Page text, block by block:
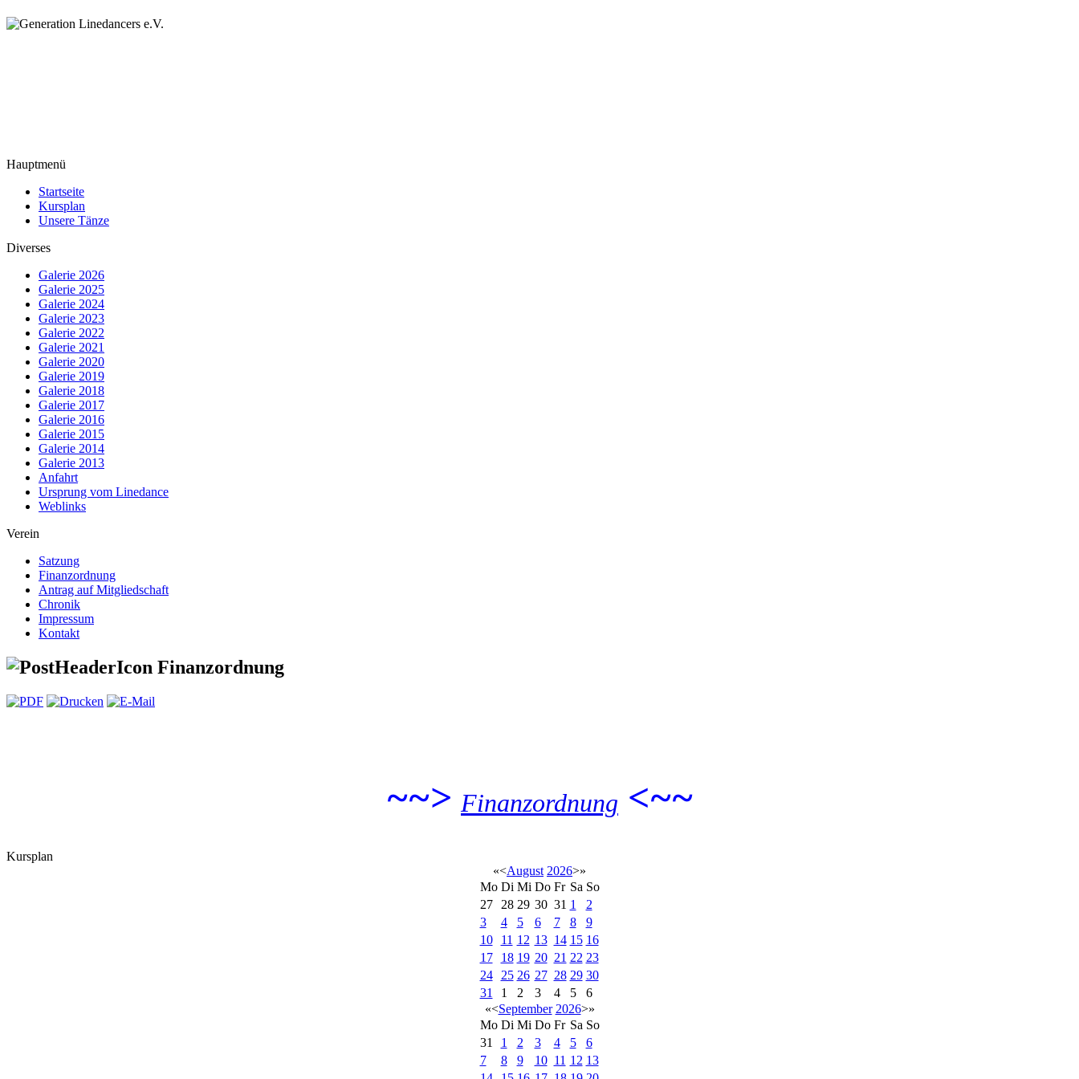
Hauptmenü
Startseite
Kursplan
Unsere Tänze
Diverses
Galerie 2026
Galerie 2025
Galerie 2024
Galerie 2023
Galerie 2022
Galerie 2021
Galerie 2020
Galerie 2019
Galerie 2018
Galerie 2017
Galerie 2016
Galerie 2015
Galerie 2014
Galerie 2013
Anfahrt
Ursprung vom Linedance
Weblinks
Verein
Satzung
Finanzordnung
Antrag auf Mitgliedschaft
Chronik
Impressum
Kontakt
Finanzordnung
~~> Finanzordnung <~~
Kursplan
«<August 2026>»
Mo Di Mi Do Fr Sa So
27
28 29 30 31 1
2
3
4 5 6 7 8
9
10
11 12 13 14 15 16
17
18 19 20 21 22 23
24
25 26 27 28 29 30
31
1 2 3 4 5
6
«<September 2026>»
Mo Di Mi Do Fr Sa So
31
1 2 3 4 5
6
7
8 9 10 11 12 13